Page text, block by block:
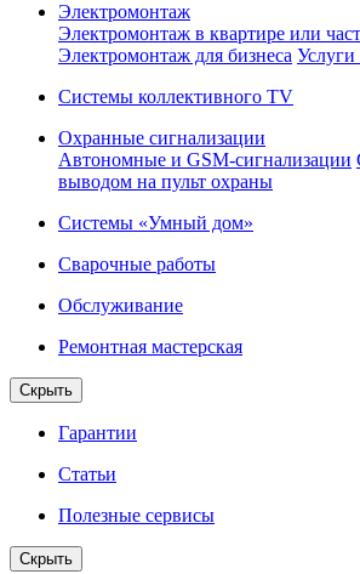
Электромонтаж
Электромонтаж в квартире или
Электромонтаж для бизнеса Услуги
Системы коллективного TV
Охранные сигнализации
Автономные и GSM-сигнализации
выводом на пульт охраны
Системы «Умный дом»
Сварочные работы
Обслуживание
Ремонтная мастерская
Скрыть
Гарантии
Статьи
Полезные сервисы
Скрыть